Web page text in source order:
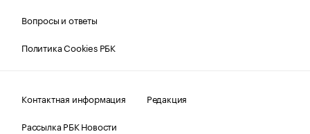
Вопросы и ответы
Политика Cookies РБК
Контактная информация
Редакция
Рассылка РБК Новости